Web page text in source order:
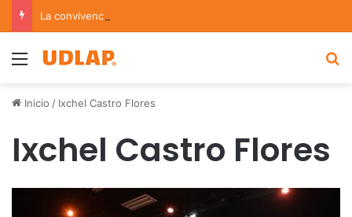
Menu
Inicio / Ixchel Castro Flores
Ixchel Castro Flores